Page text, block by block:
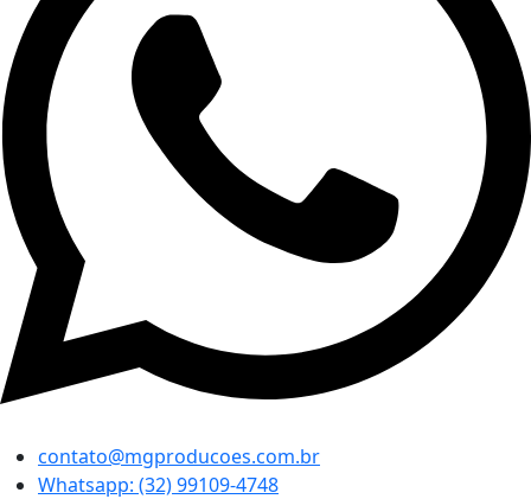
contato@mgproducoes.com.br
Whatsapp: (32) 99109-4748